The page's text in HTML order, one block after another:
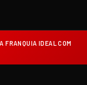
FRANQUIA IDEAL COM